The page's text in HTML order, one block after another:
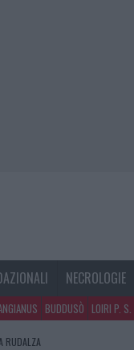
NECROLOGIE
BUDDUSÒ LOIRI P. S.
RUDALZA